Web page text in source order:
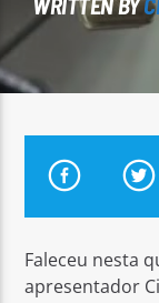
Faleceu nesta
apresentador